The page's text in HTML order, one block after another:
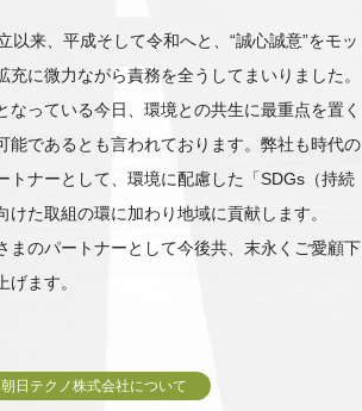
以来、平成そして令和へと、“誠心誠意”をモッ
充に微力ながら責務を全うしてまいりました。
なっている今日、環境との共生に最重点を置く
能であるとも言われております。弊社も時代の
トナーとして、環境に配慮した「SDGs（持続
た取組の環に加わり地域に貢献します。
まのパートナーとして今後共、末永くご愛顧下
ます。
朝日テクノ株式会社について